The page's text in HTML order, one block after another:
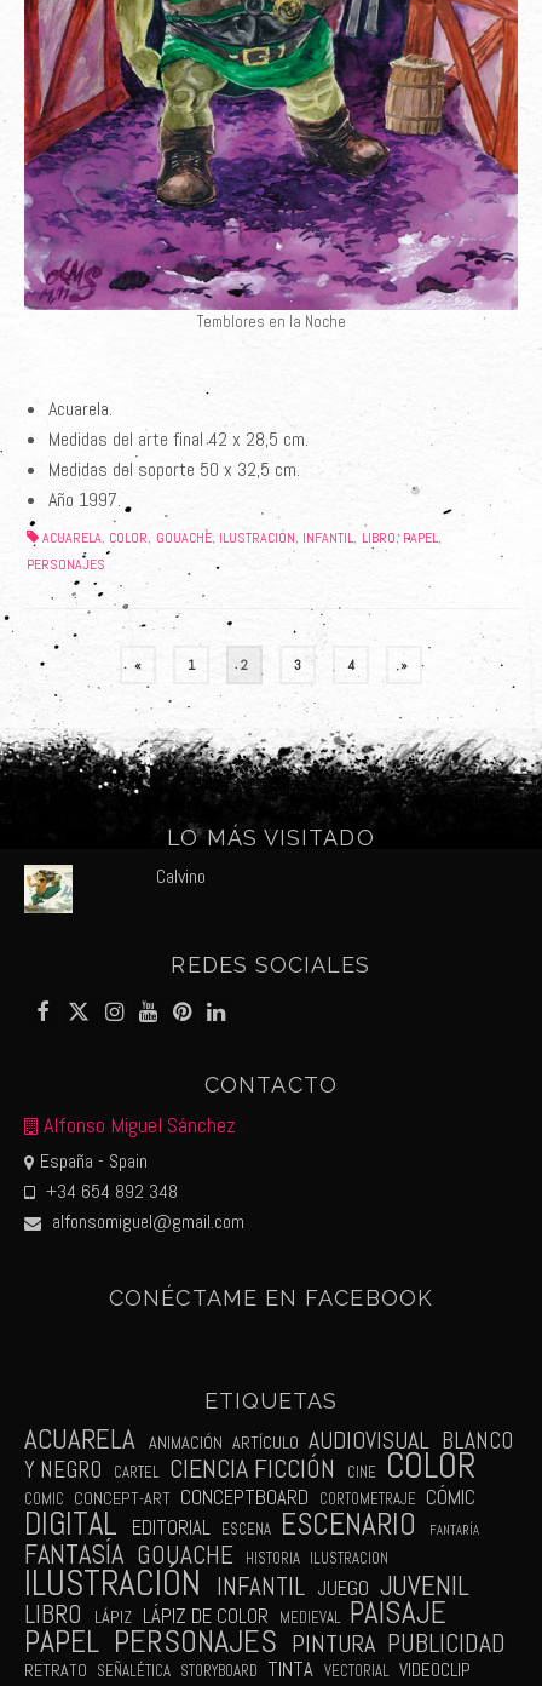
Temblores en la Noche
Acuarela.
Medidas del arte final 42 x 28,5 cm.
Medidas del soporte 50 x 32,5 cm.
Año 1997.
ACUARELA, COLOR, GOUACHE, ILUSTRACIÓN, INFANTIL, LIBRO, PAPEL,
PERSONAJES
Paginación
de
entradas
« 1 2 3 4 »
LO MÁS VISITADO
Calvino
REDES SOCIALES
CONTACTO
Alfonso Miguel Sánchez
España - Spain
+34 654 892 348
alfonsomiguel@gmail.com
CONÉCTAME EN FACEBOOK
ETIQUETAS
ACUARELA ANIMACIÓN ARTÍCULO AUDIOVISUAL BLANCO
Y NEGRO
CARTEL CIENCIA FICCIÓN CINE COLOR
COMIC CONCEPT-ART CONCEPTBOARD CORTOMETRAJE CÓMIC
DIGITAL EDITORIAL ESCENA ESCENARIO FANTARÍA
FANTASÍA GOUACHE HISTORIA ILUSTRACION
ILUSTRACIÓN INFANTIL JUEGO JUVENIL
LIBRO LÁPIZ LÁPIZ DE COLOR MEDIEVAL PAISAJE
PAPEL PERSONAJES PINTURA PUBLICIDAD
RETRATO SEÑALÉTICA STORYBOARD TINTA VECTORIAL VIDEOCLIP